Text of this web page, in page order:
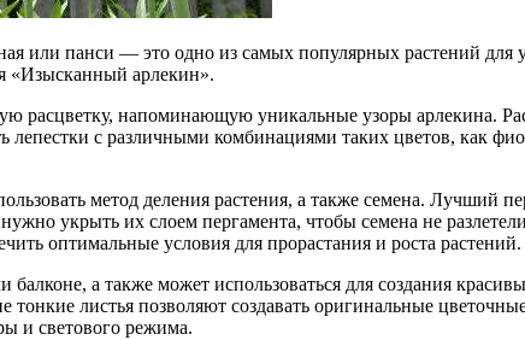
или панси — это одно из самых популярных растений
«Изысканный арлекин».
расцветку, напоминающую уникальные узоры арлекина.
лепестки с различными комбинациями таких цветов, как
метод деления растения, а также семена. Лучший
укрыть их слоем пергамента, чтобы семена не
оптимальные условия для прорастания и роста растений.
а также может использоваться для создания
тонкие листья позволяют создавать оригинальные
и светового режима.